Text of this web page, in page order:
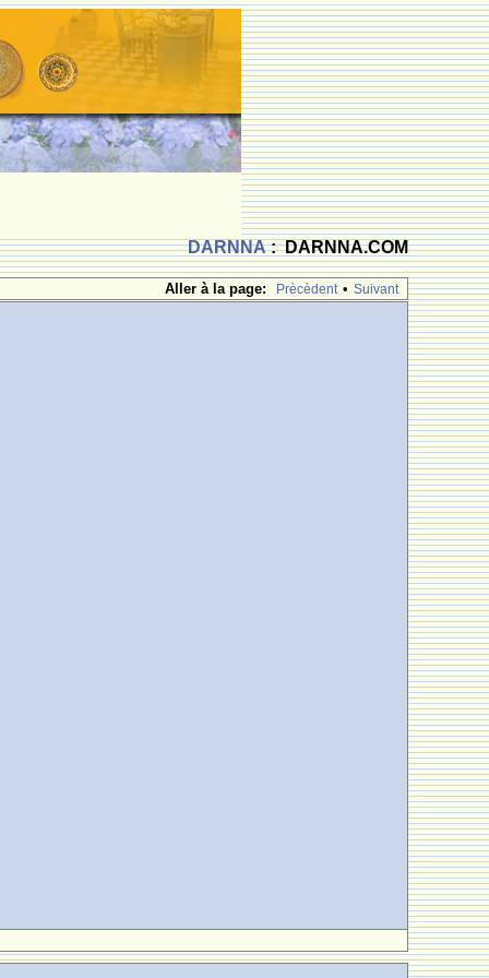
DARNNA: DARNNA.COM
Aller à la page: Prècèdent • Suivant